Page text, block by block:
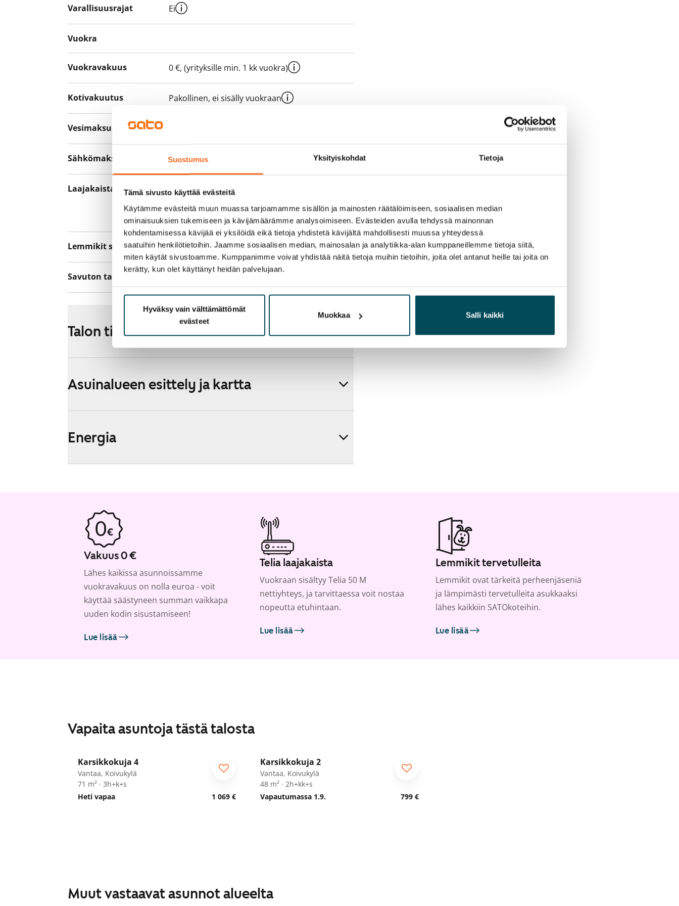
Suostumus Yksityiskohdat Tietoja
Tämä sivusto käyttää evästeitä
Käytämme evästeitä muun muassa tarjoamamme sisällön ja mainosten räätälöimiseen, sosiaalisen median
ominaisuuksien tukemiseen ja kävijämäärämme analysoimiseen. Evästeiden avulla tehdyssä mainonnan
kohdentamisessa kävijää ei yksilöidä eikä tietoja yhdistetä kävijältä mahdollisesti muussa yhteydessä
saatuihin henkilötietoihin. Jaamme sosiaalisen median, mainosalan ja analytiikka-alan kumppaneillemme tietoja siitä,
miten käytät sivustoamme. Kumppanimme voivat yhdistää näitä tietoja muihin tietoihin, joita olet antanut heille tai joita on
kerätty, kun olet käyttänyt heidän palvelujaan.
Hyväksy vain välttämättömät
evästeet
Muokkaa Salli kaikki
Varallisuusrajat Ei
Vuokra
Vuokravakuus 0 €, (yrityksille min. 1 kk vuokra)
Kotivakuutus Pakollinen, ei sisälly vuokraan
Vesimaksu
Sähkömaksu Vuokralainen solmii itse sähkösopimuksen.
Laajakaista
Vuokraan sisältyy 50 M laajakaistaliittymä. Voit
hankkia lisänopeutta etuhintaan ottamalla
yhteyttä operaattoriin Telia.
Lemmikit sallittu Kyllä
Savuton talo
Talon tiedot
Asuinalueen esittely ja kartta
Energia
Vakuus 0 €
Lähes kaikissa asunnoissamme
vuokravakuus on nolla euroa - voit
käyttää säästyneen summan vaikkapa
uuden kodin sisustamiseen!
Lue lisää
Telia laajakaista
Vuokraan sisältyy Telia 50 M
nettiyhteys, ja tarvittaessa voit nostaa
nopeutta etuhintaan.
Lue lisää
Lemmikit tervetulleita
Lemmikit ovat tärkeitä perheenjäseniä
ja lämpimästi tervetulleita asukkaaksi
lähes kaikkiin SATOkoteihin.
Lue lisää
Vapaita asuntoja tästä talosta
Karsikkokuja 4
Vantaa, Koivukylä
71 m² · 3h+k+s
Heti vapaa
1 069 €
Karsikkokuja 2
Vantaa, Koivukylä
48 m² · 2h+kk+s
Vapautumassa 1.9.
799 €
Muut vastaavat asunnot alueelta